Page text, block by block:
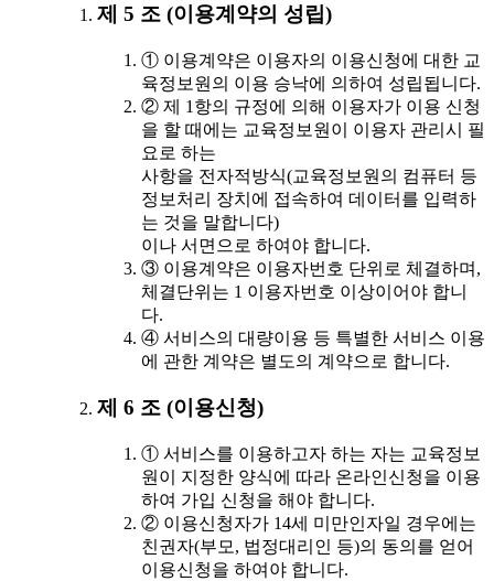
제 5 조 (이용계약의 성립)
① 이용계약은 이용자의 이용신청에 대한 교
육정보원의 이용 승낙에 의하여 성립됩니다.
② 제 1항의 규정에 의해 이용자가 이용 신청
을 할 때에는 교육정보원이 이용자 관리시 필
요로 하는
사항을 전자적방식(교육정보원의 컴퓨터 등
정보처리 장치에 접속하여 데이터를 입력하
는 것을 말합니다)
이나 서면으로 하여야 합니다.
③ 이용계약은 이용자번호 단위로 체결하며,
체결단위는 1 이용자번호 이상이어야 합니
다.
④ 서비스의 대량이용 등 특별한 서비스 이용
에 관한 계약은 별도의 계약으로 합니다.
제 6 조 (이용신청)
① 서비스를 이용하고자 하는 자는 교육정보
원이 지정한 양식에 따라 온라인신청을 이용
하여 가입 신청을 해야 합니다.
② 이용신청자가 14세 미만인자일 경우에는
친권자(부모, 법정대리인 등)의 동의를 얻어
이용신청을 하여야 합니다.